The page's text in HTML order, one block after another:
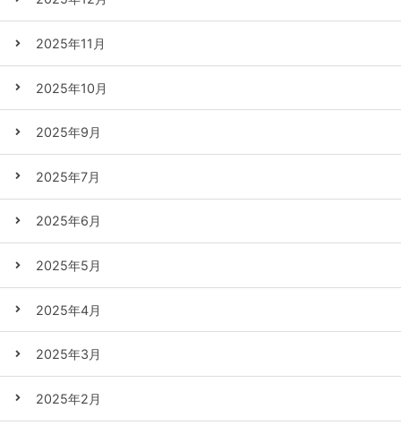
2025年11月
2025年10月
2025年9月
2025年7月
2025年6月
2025年5月
2025年4月
2025年3月
2025年2月